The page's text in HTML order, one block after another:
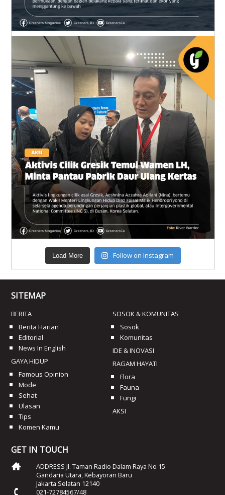
Load More Follow on Instagram
SITEMAP
BERITA
Berita Harian
Editorial
News In English
GAYA HIDUP
Famous Opinion
Mode
Sehat
Ulasan
Tips
Komen Kamu
SOSOK & KOMUNITAS
Sosok
Komunitas
IDE & INOVASI
RAGAM HAYATI
Flora
Fauna
Fungi
AKSI
GET IN TOUCH
ADDRESS Jl. Taman Radio Dalam Raya No 15
Gandaria Utara, Kebayoran Baru
Jakarta Selatan 12140
021-72784567/48